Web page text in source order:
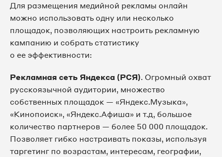
Для размещения медийной рекламы онлайн
можно использовать одну или несколько
площадок, позволяющих настроить рекламную
кампанию и собрать статистику
о ее эффективности:
Рекламная сеть Яндекса (РСЯ). Огромный охват
русскоязычной аудитории, множество
собственных площадок — «Яндекс.Музыка»,
«Кинопоиск», «Яндекс.Афиша» и т.д, большое
количество партнеров — более 50 000 площадок.
Позволяет гибко настраивать показы, используя
таргетинг по возрастам, интересам, географии,